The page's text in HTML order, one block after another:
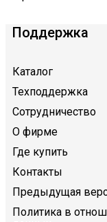
Поддержка
Каталог
Техподдержка
Сотрудничество
О фирме
Где купить
Контакты
Предыдущая
Политика в